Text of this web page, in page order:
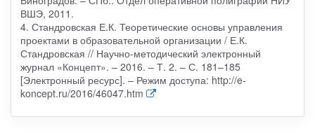
ВШЭ, 2011.
4. Стандровская Е.К. Теоретические основы управления
проектами в образовательной организации / Е.К.
Стандровская // Научно-методический электронный
журнал «Концепт». – 2016. – Т. 2. – С. 181–185
[Электронный ресурс]. – Режим доступа: http://e-
koncept.ru/2016/46047.htm